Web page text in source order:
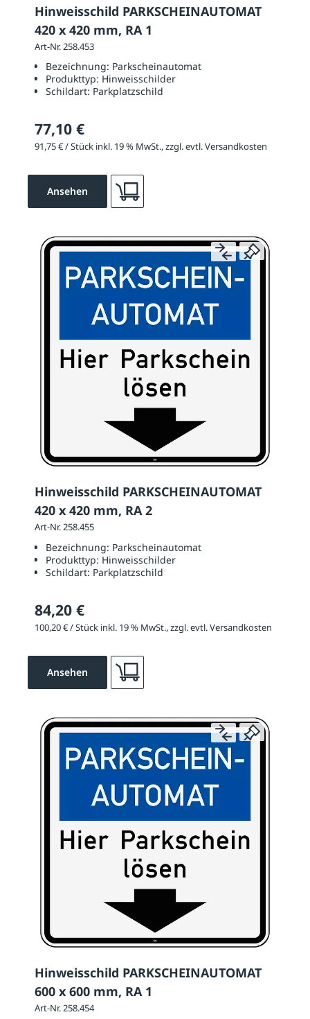
Hinweisschild PARKSCHEINAUTOMAT
420 x 420 mm, RA 1
Art-Nr. 258.453
Bezeichnung: Parkscheinautomat
Produkttyp: Hinweisschilder
Schildart: Parkplatzschild
77,10 €
91,75 € / Stück inkl. 19 % MwSt., zzgl. evtl. Versandkosten
Ansehen
Hinweisschild PARKSCHEINAUTOMAT
420 x 420 mm, RA 2
Art-Nr. 258.455
Bezeichnung: Parkscheinautomat
Produkttyp: Hinweisschilder
Schildart: Parkplatzschild
84,20 €
100,20 € / Stück inkl. 19 % MwSt., zzgl. evtl. Versandkosten
Ansehen
Hinweisschild PARKSCHEINAUTOMAT
600 x 600 mm, RA 1
Art-Nr. 258.454